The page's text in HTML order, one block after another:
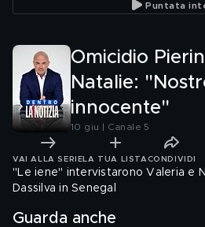
Puntata
Omicidio
Natalie:
innocente"
10 giu | Canale 5
VAI ALLA SERIE LA TUA LISTA CONDIVIDI
"Le iene" intervistarono Valeria e
Dassilva in Senegal
Guarda anche